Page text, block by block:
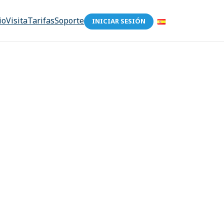
VisitaTarifasSoporte INICIAR SESIÓN